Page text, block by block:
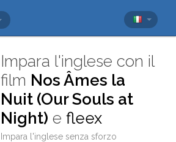
Impara l'inglese con il
film Nos Âmes la
Nuit (Our Souls at
Night) efleex
Impara l'inglese senza sforzo